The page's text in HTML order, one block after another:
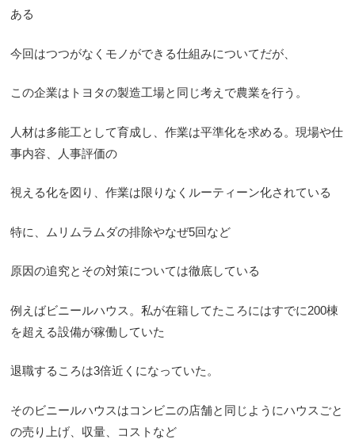
ある
今回はつつがなくモノができる仕組みについてだが、
この企業はトヨタの製造工場と同じ考えで農業を行う。
人材は多能工として育成し、作業は平準化を求める。現場や仕
事内容、人事評価の
視える化を図り、作業は限りなくルーティーン化されている
特に、ムリムラムダの排除やなぜ5回など
原因の追究とその対策については徹底している
例えばビニールハウス。私が在籍してたころにはすでに200棟
を超える設備が稼働していた
退職するころは3倍近くになっていた。
そのビニールハウスはコンビニの店舗と同じようにハウスごと
の売り上げ、収量、コストなど